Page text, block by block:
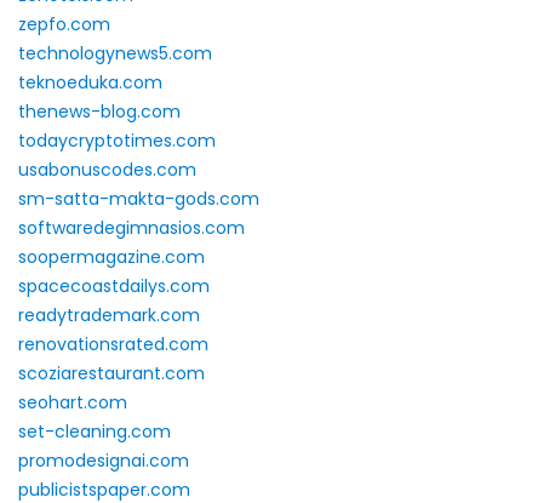
zepfo.com
technologynews5.com
teknoeduka.com
thenews-blog.com
todaycryptotimes.com
usabonuscodes.com
sm-satta-makta-gods.com
softwaredegimnasios.com
soopermagazine.com
spacecoastdailys.com
readytrademark.com
renovationsrated.com
scoziarestaurant.com
seohart.com
set-cleaning.com
promodesignai.com
publicistspaper.com